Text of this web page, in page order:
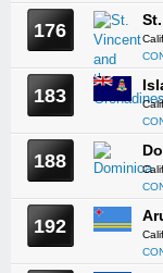
176
183
188
192